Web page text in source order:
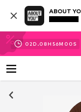
ABOUT
02D.08H 55M 59S